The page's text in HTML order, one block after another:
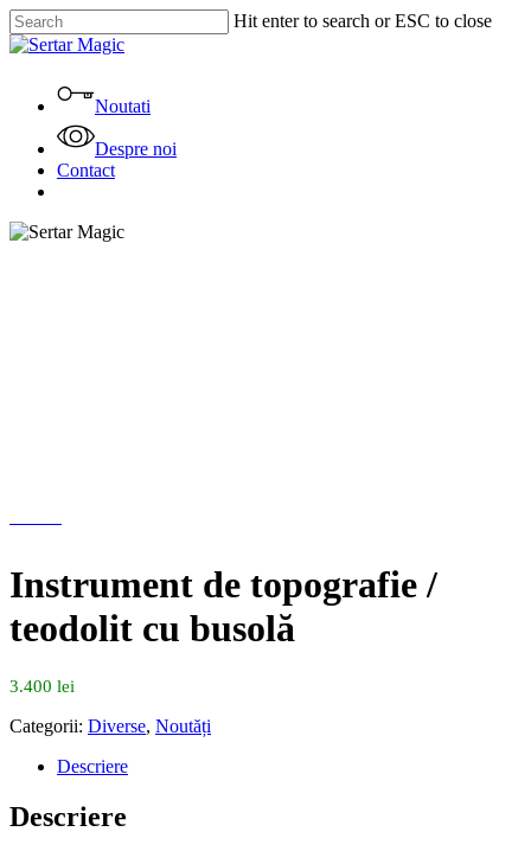
Skip
to
content
Hit enter to search or ESC to close
Close
Noutati
Despre noi
Contact
Instrument de topografie /
teodolit cu busolă
3.400 lei
Categorii: Diverse, Noutăți
Descriere
Descriere